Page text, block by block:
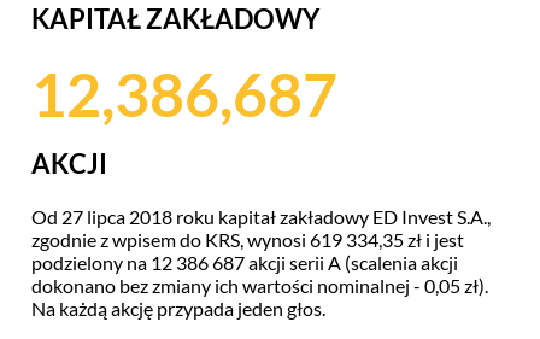
KAPITAŁ ZAKŁADOWY
12,386,687
AKCJI
Od 27 lipca 2018 roku kapitał zakładowy ED Invest S.A.,
zgodnie z wpisem do KRS, wynosi 619 334,35 zł i jest
podzielony na 12 386 687 akcji serii A (scalenia akcji
dokonano bez zmiany ich wartości nominalnej - 0,05 zł).
Na każdą akcję przypada jeden głos.